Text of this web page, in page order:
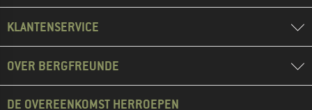
KLANTENSERVICE
OVER BERGFREUNDE
DE OVEREENKOMST HERROEPEN